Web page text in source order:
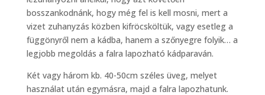
bosszankodnánk, hogy még fel is kell mosni, mert a
vizet zuhanyzás közben kifröcsköltük, vagy esetleg a
függönyről nem a kádba, hanem a szőnyegre folyik… a
legjobb megoldás a falra lapozható kádparaván.
Két vagy három kb. 40-50cm széles üveg, melyet
használat után egymásra, majd a falra lapozhatunk.